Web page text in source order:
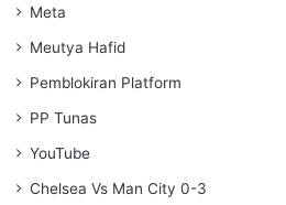
Meta
Meutya Hafid
Pemblokiran Platform
PP Tunas
YouTube
Chelsea Vs Man City 0-3